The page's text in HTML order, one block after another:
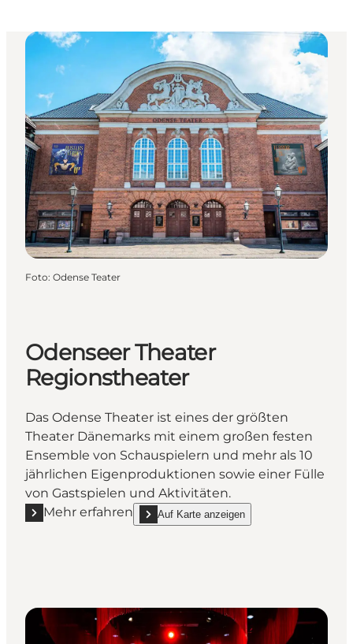
Foto: Odense Teater
Odenseer Theater
Regionstheater
Das Odense Theater ist eines der größten
Theater Dänemarks mit einem großen festen
Ensemble von Schauspielern und mehr als 10
jährlichen Eigenproduktionen sowie einer Fülle
von Gastspielen und Aktivitäten.
Mehr erfahren
Mehr erfahren "Odenseer Theater Regionstheater"
Auf Karte anzeigen
show Odenseer Theater Regionstheater